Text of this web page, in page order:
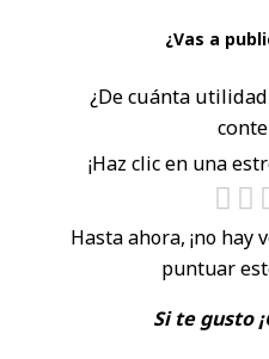
¿Vas a
¿De cuánta
¡Haz clic en una
Hasta ahora, ¡no hay
puntuar
Si te gusto